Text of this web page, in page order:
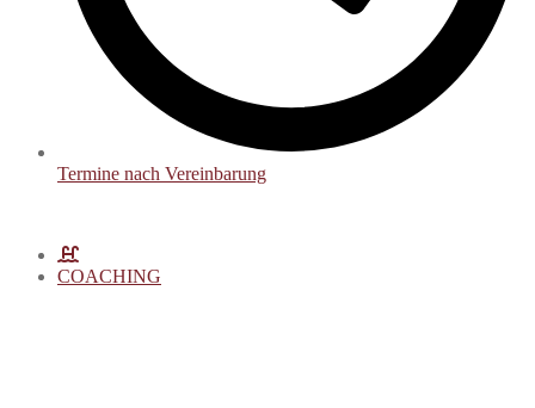
Termine nach Vereinbarung
COACHING